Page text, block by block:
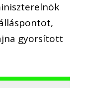
gyorsított